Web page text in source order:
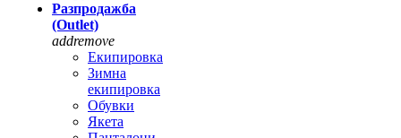
Разпродажба
(Outlet)
addremove
Екипировка
Зимна
екипировка
Обувки
Якета